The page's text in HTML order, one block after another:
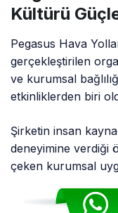
Kültürü
Pegasus Hava
gerçekleştirilen
ve kurumsal
etkinliklerden biri
Şirketin insan
deneyimine verdiği
çeken kurumsal